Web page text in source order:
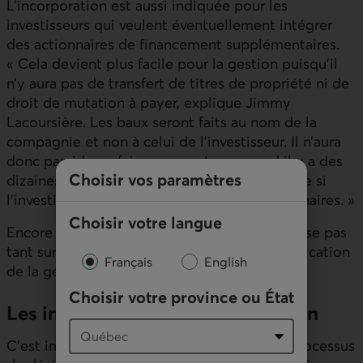
Choisir vos paramètres
Choisir votre langue
Français English
Choisir votre province ou État
L’incorporation est aussi indiquée pour les
investisseurs qui veulent éventuellement intégrer
des actionnaires de financement supplémentaires.
« Cela devient plus facile pour la gestion puisqu’il
n’y aura pas de transfert de titres de propriété ni de
droit de mutation à payer, explique Jimmy
Lacoursière. Les baux seront faits au nom de la
compagnie et non à celui de l’investisseur. Il n’aura
donc pas à les refaire, un avantage quand il y a des
dizaines de locataires. Ce sera la même chose si
l’investisseur veut racheter son ou ses actionnaires. »
Encore là, la décision de s’incorporer ne repose pas
tant sur des raisons fiscales que sur la simplification
de la gestion administrative.
Les inconvénients à l’incorporation
C’est important d’en tenir compte dans le processus